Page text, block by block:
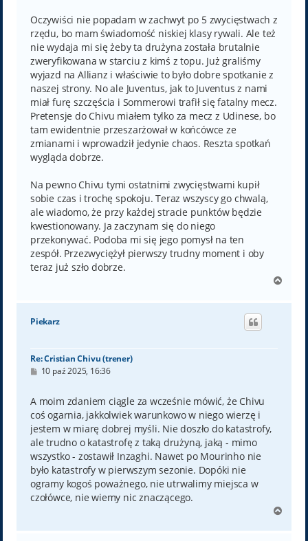
Oczywiści nie popadam w zachwyt po 5 zwycięstwach z
rzędu, bo mam świadomość niskiej klasy rywali. Ale też
nie wydaja mi się żeby ta drużyna została brutalnie
zweryfikowana w starciu z kimś z topu. Już graliśmy
wyjazd na Allianz i właściwie to było dobre spotkanie z
naszej strony. No ale Juventus, jak to Juventus z nami
miał furę szczęścia i Sommerowi trafił się fatalny mecz.
Pretensje do Chivu miałem tylko za mecz z Udinese, bo
tam ewidentnie przeszarżował w końcówce ze
zmianami i wprowadził jedynie chaos. Reszta spotkań
wygląda dobrze.
Na pewno Chivu tymi ostatnimi zwycięstwami kupił
sobie czas i trochę spokoju. Teraz wszyscy go chwalą,
ale wiadomo, że przy każdej stracie punktów będzie
kwestionowany. Ja zaczynam się do niego
przekonywać. Podoba mi się jego pomysł na ten
zespół. Przezwyciężył pierwszy trudny moment i oby
teraz już szło dobrze.
g
Piekarz
Re: Cristian Chivu (trener)
P
t
10 paź 2025, 16:36
A moim zdaniem ciągle za wcześnie mówić, że Chivu
coś ogarnia, jakkolwiek warunkowo w niego wierzę i
jestem w miarę dobrej myśli. Nie doszło do katastrofy,
ale trudno o katastrofę z taką drużyną, jaką - mimo
wszystko - zostawił Inzaghi. Nawet po Mourinho nie
było katastrofy w pierwszym sezonie. Dopóki nie
ogramy kogoś poważnego, nie utrwalimy miejsca w
czołówce, nie wiemy nic znaczącego.
g